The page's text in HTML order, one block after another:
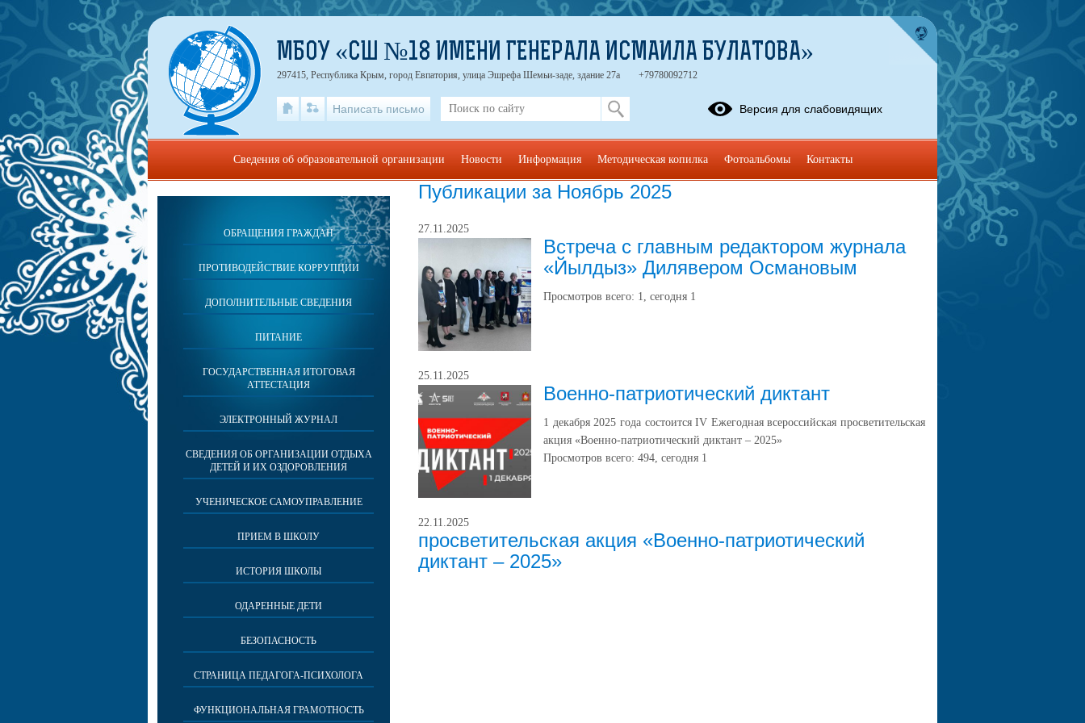
Публикации за Ноябрь 2025
27.11.2025
Встреча с главным редактором журнала
«Йылдыз» Дилявером Османовым
Просмотров всего: 1, сегодня 1
25.11.2025
Военно-патриотический диктант
1 декабря 2025 года состоится IV Ежегодная всероссийская просветительская
акция «Военно-патриотический диктант – 2025»
Просмотров всего: 494, сегодня 1
22.11.2025
просветительская акция «Военно-патриотический
диктант – 2025»
ОБРАЩЕНИЯ ГРАЖДАН
ПРОТИВОДЕЙСТВИЕ КОРРУПЦИИ
ДОПОЛНИТЕЛЬНЫЕ СВЕДЕНИЯ
ПИТАНИЕ
ГОСУДАРСТВЕННАЯ ИТОГОВАЯ
АТТЕСТАЦИЯ
ЭЛЕКТРОННЫЙ ЖУРНАЛ
СВЕДЕНИЯ ОБ ОРГАНИЗАЦИИ ОТДЫХА
ДЕТЕЙ И ИХ ОЗДОРОВЛЕНИЯ
УЧЕНИЧЕСКОЕ САМОУПРАВЛЕНИЕ
ПРИЕМ В ШКОЛУ
ИСТОРИЯ ШКОЛЫ
ОДАРЕННЫЕ ДЕТИ
БЕЗОПАСНОСТЬ
СТРАНИЦА ПЕДАГОГА-ПСИХОЛОГА
ФУНКЦИОНАЛЬНАЯ ГРАМОТНОСТЬ
МБОУ «СШ №18 ИМЕНИ ГЕНЕРАЛА ИСМАИЛА БУЛАТОВА»
297415, Республика Крым, город Евпатория, улица Эшрефа Шемьи-заде, здание 27а +79780092712
Написать письмо Версия для слабовидящих
Сведения об образовательной организации Новости Информация Методическая копилка Фотоальбомы Контакты